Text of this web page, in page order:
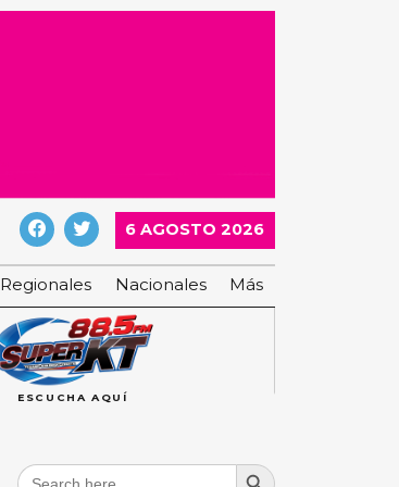
6 AGOSTO 2026
Regionales Nacionales Más
ESCUCHA AQUÍ
Search
Search Button